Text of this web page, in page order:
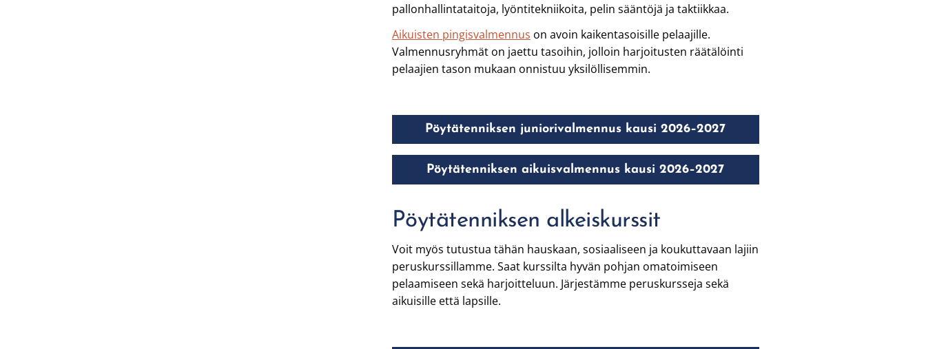
pallonhallintataitoja, lyöntitekniikoita, pelin sääntöjä ja taktiikkaa.
Aikuisten pingisvalmennus on avoin kaikentasoisille pelaajille.
Valmennusryhmät on jaettu tasoihin, jolloin harjoitusten räätälöinti
pelaajien tason mukaan onnistuu yksilöllisemmin.
Pöytätenniksen juniorivalmennus kausi 2026–2027
Pöytätenniksen aikuisvalmennus kausi 2026–2027
Pöytätenniksen alkeiskurssit
Voit myös tutustua tähän hauskaan, sosiaaliseen ja koukuttavaan lajiin
peruskurssillamme. Saat kurssilta hyvän pohjan omatoimiseen
pelaamiseen sekä harjoitteluun. Järjestämme peruskursseja sekä
aikuisille että lapsille.